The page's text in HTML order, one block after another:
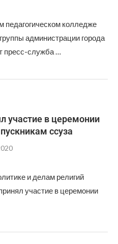
колледже
администрации города
пресс-служба …
участие в церемонии
ссуза
и делам религий
участие в церемонии